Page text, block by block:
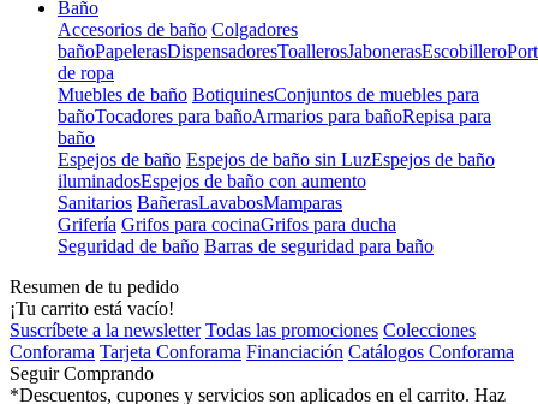
Baño
Accesorios de baño Colgadores
bañoPapelerasDispensadoresToallerosJabonerasEscobillero
de ropa
Muebles de baño BotiquinesConjuntos de muebles para
bañoTocadores para bañoArmarios para bañoRepisa para
baño
Espejos de baño Espejos de baño sin LuzEspejos de baño
iluminadosEspejos de baño con aumento
Sanitarios BañerasLavabosMamparas
Grifería Grifos para cocinaGrifos para ducha
Seguridad de baño Barras de seguridad para baño
Resumen de tu pedido
¡Tu carrito está vacío!
Suscríbete a la newsletter Todas las promociones Colecciones
Conforama Tarjeta Conforama Financiación Catálogos Conforama
Seguir Comprando
*Descuentos, cupones y servicios son aplicados en el carrito. Haz